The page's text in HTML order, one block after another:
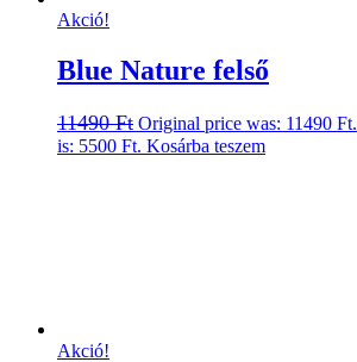
Akció!
Blue Nature felső
11490Ft Original price was: 11490 Ft.
is: 5500 Ft. Kosárba teszem
Akció!